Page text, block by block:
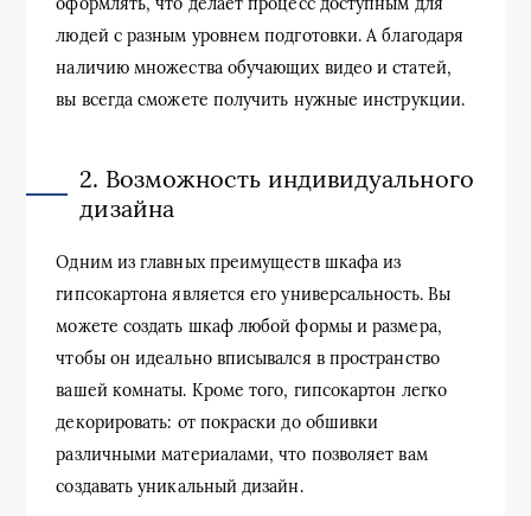
людей с разным уровнем подготовки. А благодаря
наличию множества обучающих видео и статей,
вы всегда сможете получить нужные инструкции.
2. Возможность индивидуального
дизайна
Одним из главных преимуществ шкафа из
гипсокартона является его универсальность. Вы
можете создать шкаф любой формы и размера,
чтобы он идеально вписывался в пространство
вашей комнаты. Кроме того, гипсокартон легко
декорировать: от покраски до обшивки
различными материалами, что позволяет вам
создавать уникальный дизайн.